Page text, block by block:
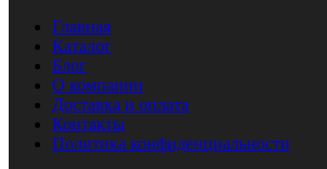
Главная
Каталог
Блог
О компании
Доставка и оплата
Контакты
Политика конфиденциальности